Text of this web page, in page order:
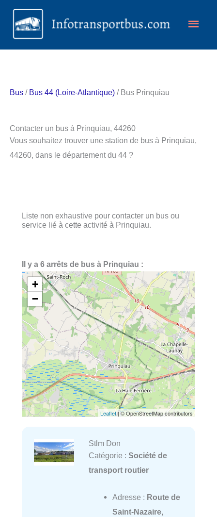
Aller
contenu
Bus / Bus 44 (Loire-Atlantique) / Bus Prinquiau
Contacter un bus à Prinquiau, 44260
Vous souhaitez trouver une station de bus à Prinquiau,
44260, dans le département du 44 ?
Liste non exhaustive pour contacter un bus ou
service lié à cette activité à Prinquiau.
Il y a 6 arrêts de bus à Prinquiau :
+
−
Leaflet| © OpenStreetMap contributors
Stlm Don
Catégorie : Société de
transport routier
Adresse : Route de
Saint-Nazaire,